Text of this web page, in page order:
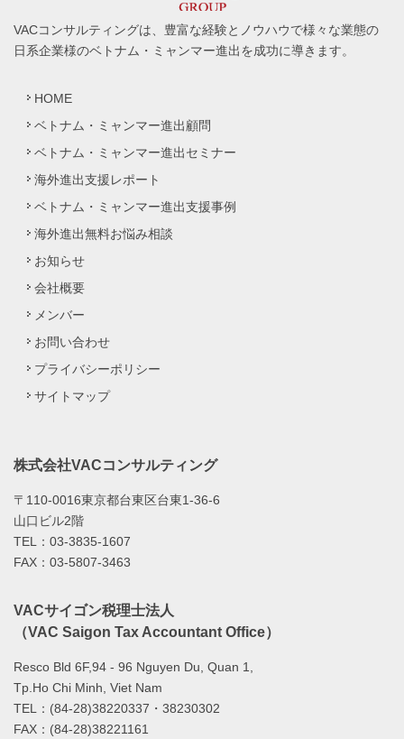
VACコンサルティングは、豊富な経験とノウハウで様々な業態の
日系企業様のベトナム・ミャンマー進出を成功に導きます。
HOME
ベトナム・ミャンマー進出顧問
ベトナム・ミャンマー進出セミナー
海外進出支援レポート
ベトナム・ミャンマー進出支援事例
海外進出無料お悩み相談
お知らせ
会社概要
メンバー
お問い合わせ
プライバシーポリシー
サイトマップ
株式会社VACコンサルティング
〒110-0016東京都台東区台東1-36-6
山口ビル2階
TEL：03-3835-1607
FAX：03-5807-3463
VACサイゴン税理士法人
（VAC Saigon Tax Accountant Office）
Resco Bld 6F,94 - 96 Nguyen Du, Quan 1,
Tp.Ho Chi Minh, Viet Nam
TEL：(84-28)38220337・38230302
FAX：(84-28)38221161